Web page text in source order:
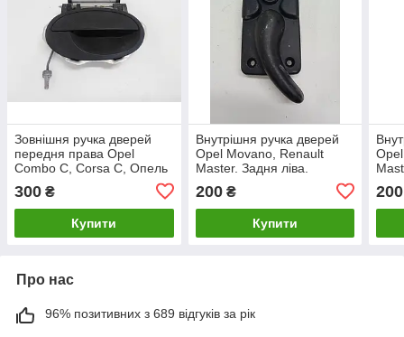
Зовнішня ручка дверей
передня права Opel
Combo C, Corsa C, Опель
300 ₴
Купити
Внутрішня ручка дверей
Opel Movano, Renault
Master. Задня ліва.
200₴
Купити
200
Про нас
96% позитивних з 689 відгуків за рік